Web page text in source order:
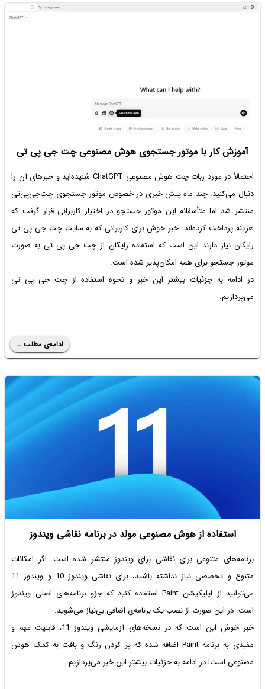
آموزش کار با موتور جستجوی هوش مصنوعی چت جی پی تی
احتمالاً‌ در مورد ربات چت هوش مصنوعی ChatGPT شنیده‌اید و خبرهای آن را
دنبال می‌کنید. چند ماه پیش خبری در خصوص موتور جستجوی چت‌جی‌پی‌تی
منتشر شد اما متأسفانه این موتور جستجو در اختیار کاربرانی قرار گرفت که
هزینه پرداخت کرده‌اند. خبر خوش برای کاربرانی که به سایت چت جی پی تی
رایگان نیاز دارند این است که استفاده رایگان از چت جی پی تی به صورت
موتور جستجو برای همه امکان‌پذیر شده است.
در ادامه به جزئیات بیشتر این خبر و نحوه استفاده از چت جی پی تی
می‌پردازیم.
ادامه‌ی مطلب ...
استفاده از هوش مصنوعی مولد در برنامه نقاشی ویندوز
برنامه‌های متنوعی برای نقاشی برای ویندوز منتشر شده است. اگر امکانات
متنوع و تخصصی نیاز نداشته باشید، براینقاشی ویندوز 10
و ویندوز 11
می‌توانید از اپلیکیشن Paint استفاده کنید که جزو برنامه‌های اصلی ویندوز
است. در این صورت از نصب یک برنامه‌ی اضافی بی‌نیاز می‌شوید.
خبر خوش این است که در نسخه‌های آزمایشی ویندوز 11، قابلیت مهم و
مفیدی به برنامه Paint اضافه شده که پر کردن رنگ و بافت به کمک هوش
مصنوعی است! در ادامه به جزئیات بیشتر این خبر می‌پردازیم.